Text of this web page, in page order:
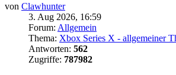
von Clawhunter
3. Aug 2026, 16:59
Forum: Allgemein
Thema: Xbox Series X - allgemeiner
Antworten: 562
Zugriffe: 787982